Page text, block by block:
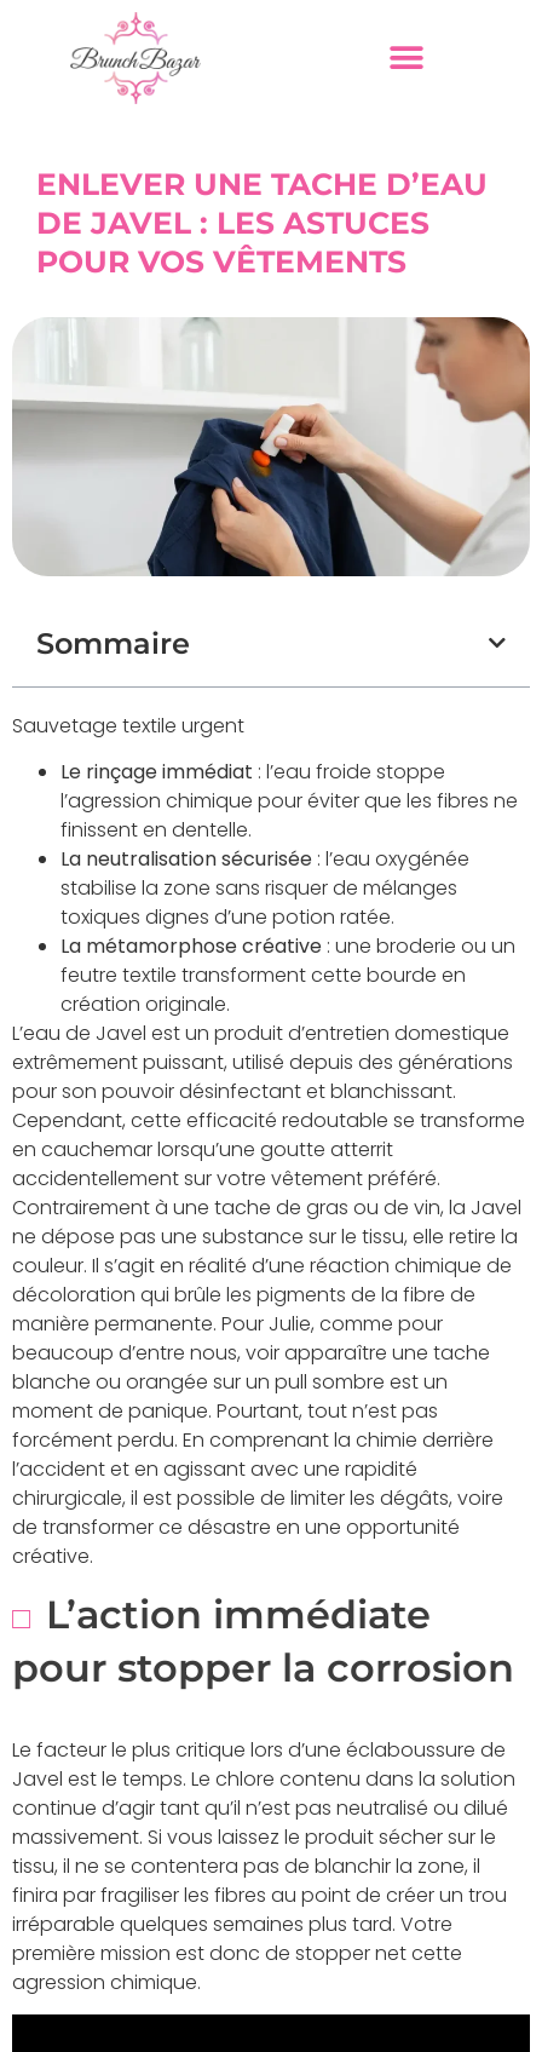
ENLEVER UNE TACHE D’EAU
DE JAVEL : LES ASTUCES
POUR VOS VÊTEMENTS
Sommaire
Sauvetage textile urgent
Le rinçage immédiat : l’eau froide stoppe
l’agression chimique pour éviter que les fibres ne
finissent en dentelle.
La neutralisation sécurisée : l’eau oxygénée
stabilise la zone sans risquer de mélanges
toxiques dignes d’une potion ratée.
La métamorphose créative : une broderie ou un
feutre textile transforment cette bourde en
création originale.
L’eau de Javel est un produit d’entretien domestique
extrêmement puissant, utilisé depuis des générations
pour son pouvoir désinfectant et blanchissant.
Cependant, cette efficacité redoutable se transforme
en cauchemar lorsqu’une goutte atterrit
accidentellement sur votre vêtement préféré.
Contrairement à une tache de gras ou de vin, la Javel
ne dépose pas une substance sur le tissu, elle retire la
couleur. Il s’agit en réalité d’une réaction chimique de
décoloration qui brûle les pigments de la fibre de
manière permanente. Pour Julie, comme pour
beaucoup d’entre nous, voir apparaître une tache
blanche ou orangée sur un pull sombre est un
moment de panique. Pourtant, tout n’est pas
forcément perdu. En comprenant la chimie derrière
l’accident et en agissant avec une rapidité
chirurgicale, il est possible de limiter les dégâts, voire
de transformer ce désastre en une opportunité
créative.
L’action immédiate
pour stopper la corrosion
Le facteur le plus critique lors d’une éclaboussure de
Javel est le temps. Le chlore contenu dans la solution
continue d’agir tant qu’il n’est pas neutralisé ou dilué
massivement. Si vous laissez le produit sécher sur le
tissu, il ne se contentera pas de blanchir la zone, il
finira par fragiliser les fibres au point de créer un trou
irréparable quelques semaines plus tard. Votre
première mission est donc de stopper net cette
agression chimique.